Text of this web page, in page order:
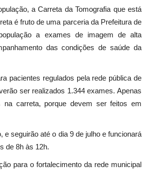
a Carreta da Tomografia que está
é fruto de uma parceria da Prefeitura de
a exames de imagem de alta
das condições de saúde da
pacientes regulados pela rede pública de
ser realizados 1.344 exames. Apenas
carreta, porque devem ser feitos em
seguirão até o dia 9 de julho e funcionará
de 8h às 12h.
para o fortalecimento da rede municipal